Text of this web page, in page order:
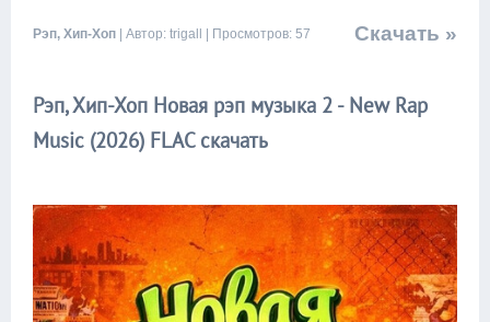
Скачать »
Рэп, Хип-Хоп | Автор: trigall | Просмотров: 57
Рэп, Хип-Хоп Новая рэп музыка 2 - New Rap
Music (2026) FLAC скачать